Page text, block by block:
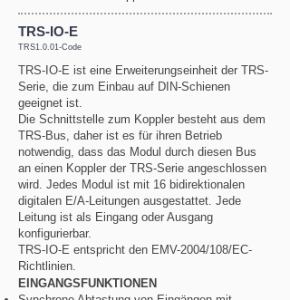
TRS-IO-E
TRS1.0.01-Code
TRS-IO-E ist eine Erweiterungseinheit der TRS-
Serie, die zum Einbau auf DIN-Schienen
geeignet ist.
Die Schnittstelle zum Koppler besteht aus dem
TRS-Bus, daher ist es für ihren Betrieb
notwendig, dass das Modul durch diesen Bus
an einen Koppler der TRS-Serie angeschlossen
wird. Jedes Modul ist mit 16 bidirektionalen
digitalen E/A-Leitungen ausgestattet. Jede
Leitung ist als Eingang oder Ausgang
konfigurierbar.
TRS-IO-E entspricht den EMV-2004/108/EC-
Richtlinien.
EINGANGSFUNKTIONEN